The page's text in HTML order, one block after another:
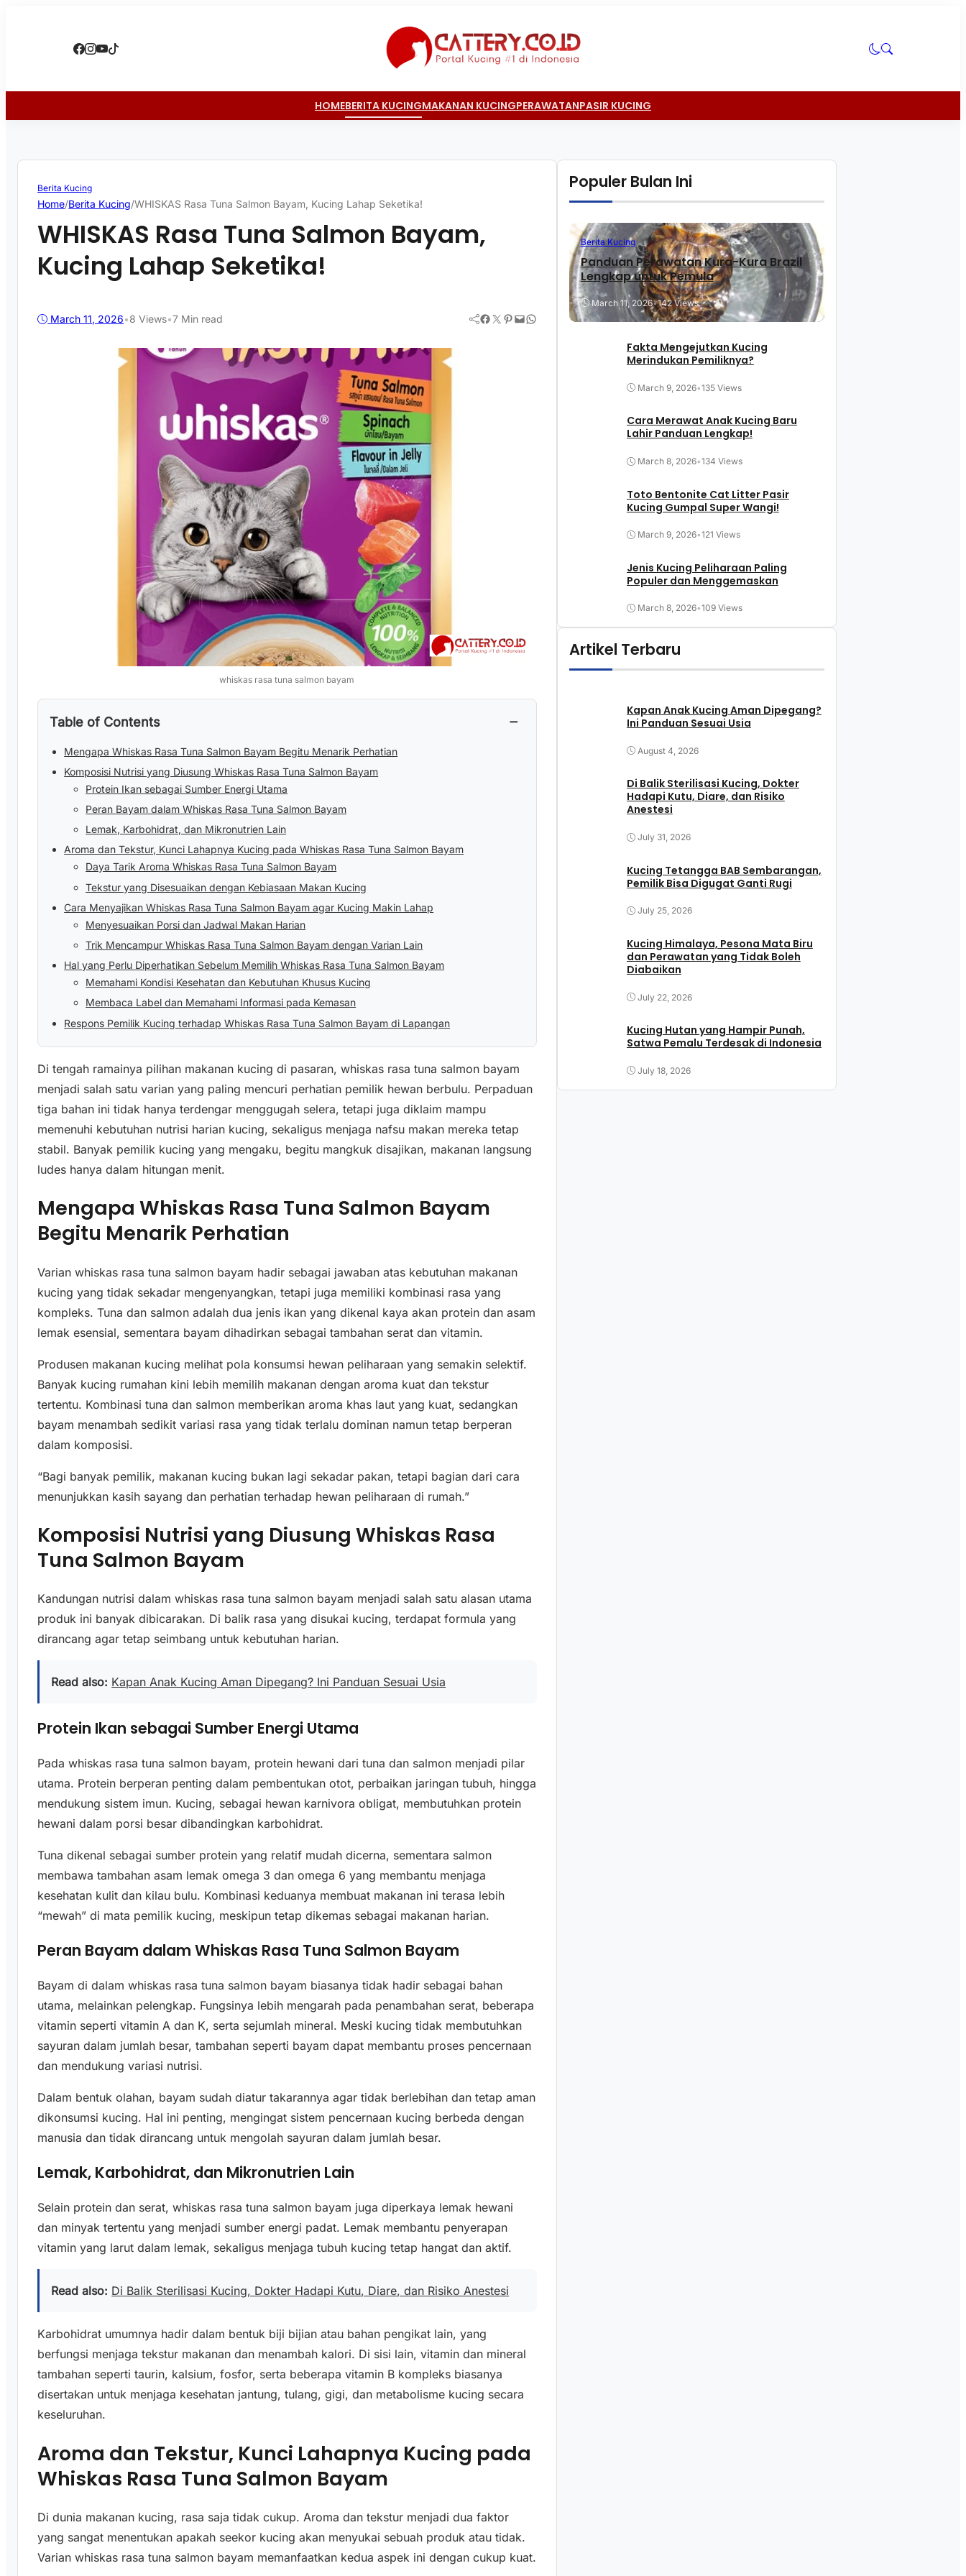
HOMEBERITA KUCINGMAKANAN KUCINGPERAWATANPASIR KUCING
Berita Kucing
Home/Berita Kucing/WHISKAS Rasa Tuna Salmon Bayam, Kucing Lahap Seketika!
WHISKAS Rasa Tuna Salmon Bayam,
Kucing Lahap Seketika!
March 11, 2026•8 Views•7 Min read Facebook Twitter Pinterest Mail WhatsApp
whiskas rasa tuna salmon bayam
Table of Contents −
Mengapa Whiskas Rasa Tuna Salmon Bayam Begitu Menarik Perhatian
Komposisi Nutrisi yang Diusung Whiskas Rasa Tuna Salmon Bayam
Protein Ikan sebagai Sumber Energi Utama
Peran Bayam dalam Whiskas Rasa Tuna Salmon Bayam
Lemak, Karbohidrat, dan Mikronutrien Lain
Aroma dan Tekstur, Kunci Lahapnya Kucing pada Whiskas Rasa Tuna Salmon Bayam
Daya Tarik Aroma Whiskas Rasa Tuna Salmon Bayam
Tekstur yang Disesuaikan dengan Kebiasaan Makan Kucing
Cara Menyajikan Whiskas Rasa Tuna Salmon Bayam agar Kucing Makin Lahap
Menyesuaikan Porsi dan Jadwal Makan Harian
Trik Mencampur Whiskas Rasa Tuna Salmon Bayam dengan Varian Lain
Hal yang Perlu Diperhatikan Sebelum Memilih Whiskas Rasa Tuna Salmon Bayam
Memahami Kondisi Kesehatan dan Kebutuhan Khusus Kucing
Membaca Label dan Memahami Informasi pada Kemasan
Respons Pemilik Kucing terhadap Whiskas Rasa Tuna Salmon Bayam di Lapangan
Di tengah ramainya pilihan makanan kucing di pasaran, whiskas rasa tuna salmon bayam
menjadi salah satu varian yang paling mencuri perhatian pemilik hewan berbulu. Perpaduan
tiga bahan ini tidak hanya terdengar menggugah selera, tetapi juga diklaim mampu
memenuhi kebutuhan nutrisi harian kucing, sekaligus menjaga nafsu makan mereka tetap
stabil. Banyak pemilik kucing yang mengaku, begitu mangkuk disajikan, makanan langsung
ludes hanya dalam hitungan menit.
Mengapa Whiskas Rasa Tuna Salmon Bayam
Begitu Menarik Perhatian
Varian whiskas rasa tuna salmon bayam hadir sebagai jawaban atas kebutuhan makanan
kucing yang tidak sekadar mengenyangkan, tetapi juga memiliki kombinasi rasa yang
kompleks. Tuna dan salmon adalah dua jenis ikan yang dikenal kaya akan protein dan asam
lemak esensial, sementara bayam dihadirkan sebagai tambahan serat dan vitamin.
Produsen makanan kucing melihat pola konsumsi hewan peliharaan yang semakin selektif.
Banyak kucing rumahan kini lebih memilih makanan dengan aroma kuat dan tekstur
tertentu. Kombinasi tuna dan salmon memberikan aroma khas laut yang kuat, sedangkan
bayam menambah sedikit variasi rasa yang tidak terlalu dominan namun tetap berperan
dalam komposisi.
“Bagi banyak pemilik, makanan kucing bukan lagi sekadar pakan, tetapi bagian dari cara
menunjukkan kasih sayang dan perhatian terhadap hewan peliharaan di rumah.”
Komposisi Nutrisi yang Diusung Whiskas Rasa
Tuna Salmon Bayam
Kandungan nutrisi dalam whiskas rasa tuna salmon bayam menjadi salah satu alasan utama
produk ini banyak dibicarakan. Di balik rasa yang disukai kucing, terdapat formula yang
dirancang agar tetap seimbang untuk kebutuhan harian.
Read also: Kapan Anak Kucing Aman Dipegang? Ini Panduan Sesuai Usia
Protein Ikan sebagai Sumber Energi Utama
Pada whiskas rasa tuna salmon bayam, protein hewani dari tuna dan salmon menjadi pilar
utama. Protein berperan penting dalam pembentukan otot, perbaikan jaringan tubuh, hingga
mendukung sistem imun. Kucing, sebagai hewan karnivora obligat, membutuhkan protein
hewani dalam porsi besar dibandingkan karbohidrat.
Tuna dikenal sebagai sumber protein yang relatif mudah dicerna, sementara salmon
membawa tambahan asam lemak omega 3 dan omega 6 yang membantu menjaga
kesehatan kulit dan kilau bulu. Kombinasi keduanya membuat makanan ini terasa lebih
“mewah” di mata pemilik kucing, meskipun tetap dikemas sebagai makanan harian.
Peran Bayam dalam Whiskas Rasa Tuna Salmon Bayam
Bayam di dalam whiskas rasa tuna salmon bayam biasanya tidak hadir sebagai bahan
utama, melainkan pelengkap. Fungsinya lebih mengarah pada penambahan serat, beberapa
vitamin seperti vitamin A dan K, serta sejumlah mineral. Meski kucing tidak membutuhkan
sayuran dalam jumlah besar, tambahan seperti bayam dapat membantu proses pencernaan
dan mendukung variasi nutrisi.
Dalam bentuk olahan, bayam sudah diatur takarannya agar tidak berlebihan dan tetap aman
dikonsumsi kucing. Hal ini penting, mengingat sistem pencernaan kucing berbeda dengan
manusia dan tidak dirancang untuk mengolah sayuran dalam jumlah besar.
Lemak, Karbohidrat, dan Mikronutrien Lain
Selain protein dan serat, whiskas rasa tuna salmon bayam juga diperkaya lemak hewani
dan minyak tertentu yang menjadi sumber energi padat. Lemak membantu penyerapan
vitamin yang larut dalam lemak, sekaligus menjaga tubuh kucing tetap hangat dan aktif.
Read also: Di Balik Sterilisasi Kucing, Dokter Hadapi Kutu, Diare, dan Risiko Anestesi
Karbohidrat umumnya hadir dalam bentuk biji bijian atau bahan pengikat lain, yang
berfungsi menjaga tekstur makanan dan menambah kalori. Di sisi lain, vitamin dan mineral
tambahan seperti taurin, kalsium, fosfor, serta beberapa vitamin B kompleks biasanya
disertakan untuk menjaga kesehatan jantung, tulang, gigi, dan metabolisme kucing secara
keseluruhan.
Aroma dan Tekstur, Kunci Lahapnya Kucing pada
Whiskas Rasa Tuna Salmon Bayam
Di dunia makanan kucing, rasa saja tidak cukup. Aroma dan tekstur menjadi dua faktor
yang sangat menentukan apakah seekor kucing akan menyukai sebuah produk atau tidak.
Varian whiskas rasa tuna salmon bayam memanfaatkan kedua aspek ini dengan cukup kuat.
Populer Bulan Ini
Berita Kucing
Panduan Perawatan Kura-Kura Brazil
Lengkap untuk Pemula
March 11, 2026•142 Views
Fakta Mengejutkan Kucing
Merindukan Pemiliknya?
March 9, 2026•135 Views
Cara Merawat Anak Kucing Baru
Lahir Panduan Lengkap!
March 8, 2026•134 Views
Toto Bentonite Cat Litter Pasir
Kucing Gumpal Super Wangi!
March 9, 2026•121 Views
Jenis Kucing Peliharaan Paling
Populer dan Menggemaskan
March 8, 2026•109 Views
Artikel Terbaru
Kapan Anak Kucing Aman Dipegang?
Ini Panduan Sesuai Usia
August 4, 2026
Di Balik Sterilisasi Kucing, Dokter
Hadapi Kutu, Diare, dan Risiko
Anestesi
July 31, 2026
Kucing Tetangga BAB Sembarangan,
Pemilik Bisa Digugat Ganti Rugi
July 25, 2026
Kucing Himalaya, Pesona Mata Biru
dan Perawatan yang Tidak Boleh
Diabaikan
July 22, 2026
Kucing Hutan yang Hampir Punah,
Satwa Pemalu Terdesak di Indonesia
July 18, 2026